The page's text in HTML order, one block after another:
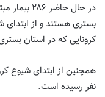
در حال
بستری هستند و از ابتدای
کرونایی که در استان بستری شده‌اند، ۱۰ هزار
نفر رسیده است.